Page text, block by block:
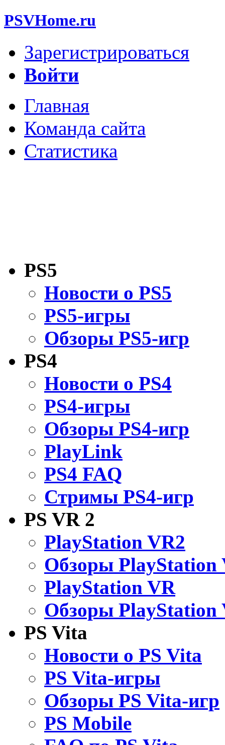
PSVHome.ru
Зарегистрироваться
Войти
Главная
Команда сайта
Статистика
PS5
Новости о PS5
PS5-игры
Обзоры PS5-игр
PS4
Новости о PS4
PS4-игры
Обзоры PS4-игр
PlayLink
PS4 FAQ
Стримы PS4-игр
PS VR 2
PlayStation VR2
Обзоры PlayStation
PlayStation VR
Обзоры PlayStation
PS Vita
Новости о PS Vita
PS Vita-игры
Обзоры PS Vita-игр
PS Mobile